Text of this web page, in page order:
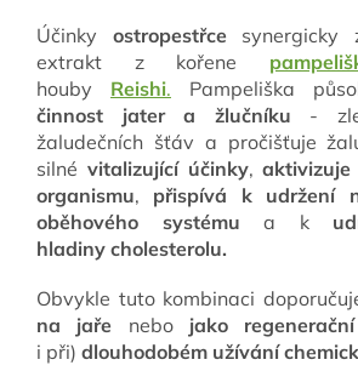
Účinky ostropestřce synergicky
extrakt z kořene
houby Reishi. Pampeliška
činnost jater a žlučníku -
žaludečních šťáv a pročišťuje
silné vitalizující účinky,
organismu, přispívá k udržení
oběhového systému a k
hladiny cholesterolu.
Obvykle tuto kombinaci
na jaře nebo jako
i při) dlouhodobém užívání